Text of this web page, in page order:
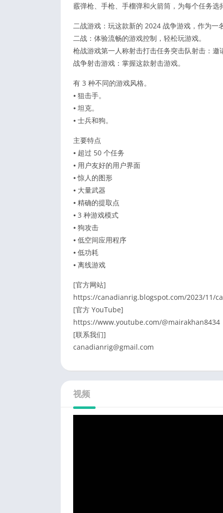
霰弹枪、手枪、手榴弹和火箭筒，为每个任务
二战游戏：玩这款新的 2024 战争游戏，作为一
二战：体验流畅的游戏控制，轻松玩游戏。
枪战游戏第一人称射击打击任务突击队射击：
战争射击游戏：掌握这款射击游戏。
有 3 种不同的游戏风格。
⦁ 狙击手。
⦁ 坦克。
⦁ 士兵和狗。
主要特点
⦁ 超过 50 个任务
⦁ 用户友好的用户界面
⦁ 惊人的图形
⦁ 大量武器
⦁ 精确的提取点
⦁ 3 种游戏模式
⦁ 狗攻击
⦁ 低空间应用程序
⦁ 低功耗
⦁ 离线游戏
[官方网站]
https://canadianrig.blogspot.com/2023/11/
[官方 YouTube]
https://www.youtube.com/@mairakhan8434
[联系我们]
canadianrig@gmail.com
视频